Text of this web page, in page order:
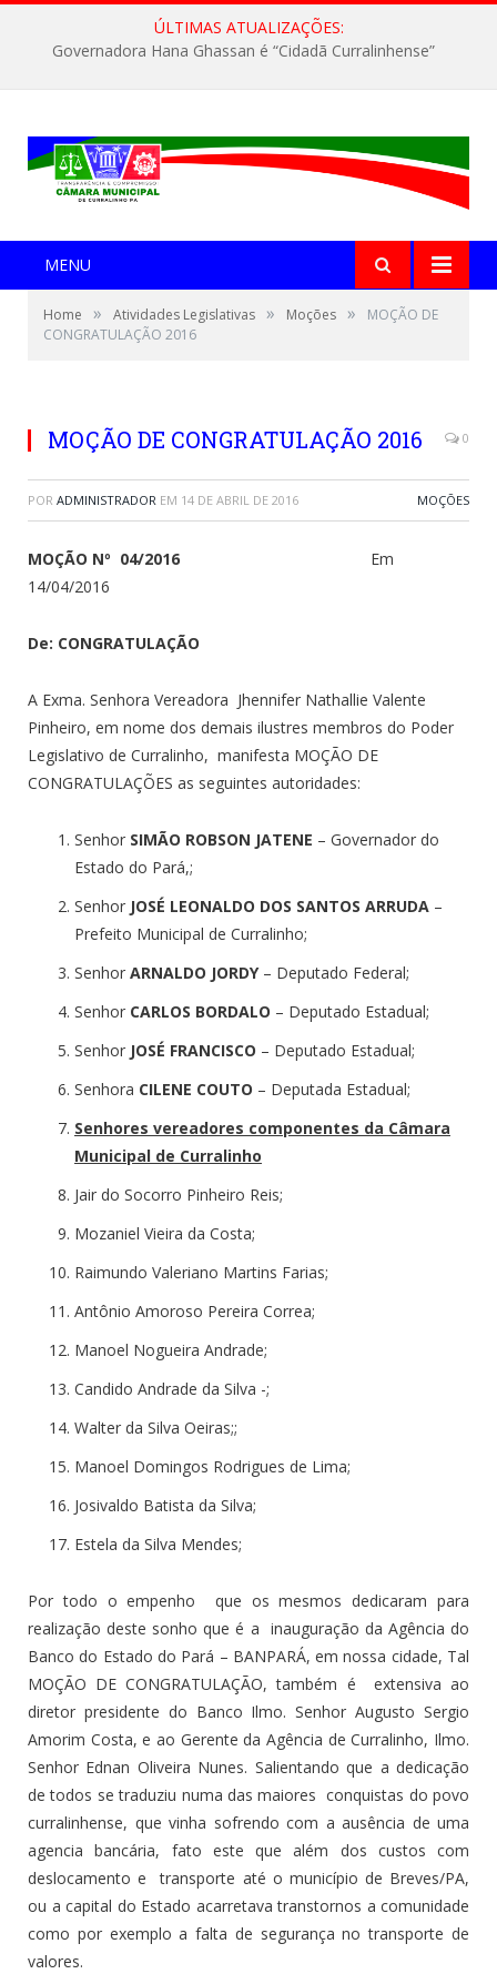
ÚLTIMAS ATUALIZAÇÕES:
Governadora Hana Ghassan é “Cidadã Curralinhense”
MENU
Home » Atividades Legislativas » Moções »
MOÇÃO DE
CONGRATULAÇÃO 2016
MOÇÃO DE CONGRATULAÇÃO 2016 0
POR ADMINISTRADOR EM 14 DE ABRIL DE 2016 MOÇÕES
MOÇÃO Nº 04/2016 Em
14/04/2016
De: CONGRATULAÇÃO
A Exma. Senhora Vereadora Jhennifer Nathallie Valente
Pinheiro, em nome dos demais ilustres membros do Poder
Legislativo de Curralinho, manifesta MOÇÃO DE
CONGRATULAÇÕES as seguintes autoridades:
Senhor SIMÃO ROBSON JATENE – Governador do
Estado do Pará,;
Senhor JOSÉ LEONALDO DOS SANTOS ARRUDA –
Prefeito Municipal de Curralinho;
Senhor ARNALDO JORDY– Deputado Federal;
Senhor CARLOS BORDALO – Deputado Estadual;
Senhor JOSÉ FRANCISCO – Deputado Estadual;
Senhora CILENE COUTO – Deputada Estadual;
Senhores vereadores componentes da Câmara
Municipal de Curralinho
Jair do Socorro Pinheiro Reis;
Mozaniel Vieira da Costa;
Raimundo Valeriano Martins Farias;
Antônio Amoroso Pereira Correa;
Manoel Nogueira Andrade;
Candido Andrade da Silva -;
Walter da Silva Oeiras;;
Manoel Domingos Rodrigues de Lima;
Josivaldo Batista da Silva;
Estela da Silva Mendes;
Por todo o empenho que os mesmos dedicaram para
realização deste sonho que é a inauguração da Agência do
Banco do Estado do Pará – BANPARÁ, em nossa cidade, Tal
MOÇÃO DE CONGRATULAÇÃO, também é extensiva ao
diretor presidente do Banco Ilmo. Senhor Augusto Sergio
Amorim Costa, e ao Gerente da Agência de Curralinho, Ilmo.
Senhor Ednan Oliveira Nunes. Salientando que a dedicação
de todos se traduziu numa das maiores conquistas do povo
curralinhense, que vinha sofrendo com a ausência de uma
agencia bancária, fato este que além dos custos com
deslocamento e transporte até o município de Breves/PA,
ou a capital do Estado acarretava transtornos a comunidade
como por exemplo a falta de segurança no transporte de
valores.